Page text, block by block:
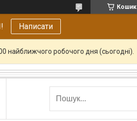
Кошик
Написати
найближчого робочого дня (сьогодні).